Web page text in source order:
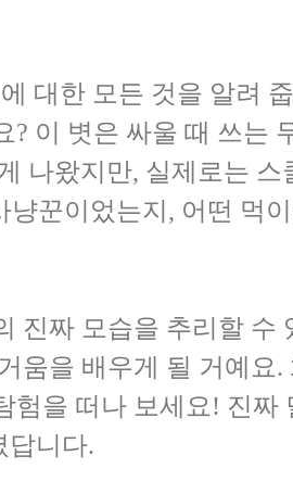
대한 모든 것을 알려
이 볏은 싸울 때 쓰는
나왔지만, 실제로는 스
꾼이었는지, 어떤 먹
진짜 모습을 추리할 수
움을 배우게 될 거예요.
험을 떠나 보세요! 진짜